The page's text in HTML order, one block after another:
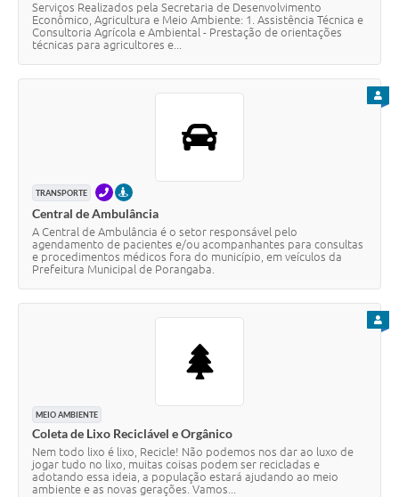
Serviços Realizados pela Secretaria de Desenvolvimento
Econômico, Agricultura e Meio Ambiente: 1. Assistência Técnica e
Consultoria Agrícola e Ambiental - Prestação de orientações
técnicas para agricultores e...
TRANSPORTE TELEFONEPRESENCIAL
Central de Ambulância
A Central de Ambulância é o setor responsável pelo
agendamento de pacientes e/ou acompanhantes para consultas
e procedimentos médicos fora do município, em veículos da
Prefeitura Municipal de Porangaba.
MEIO AMBIENTE
Coleta de Lixo Reciclável e Orgânico
Nem todo lixo é lixo, Recicle! Não podemos nos dar ao luxo de
jogar tudo no lixo, muitas coisas podem ser recicladas e
adotando essa ideia, a população estará ajudando ao meio
ambiente e as novas gerações. Vamos...